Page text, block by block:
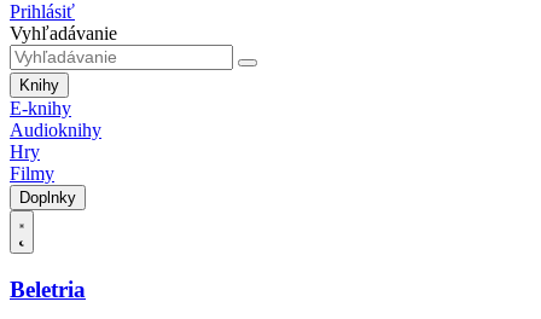
Prihlásiť
Vyhľadávanie
Knihy
E-knihy
Audioknihy
Hry
Filmy
Doplnky
Beletria